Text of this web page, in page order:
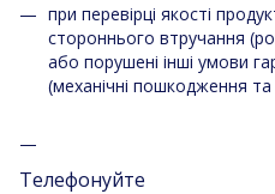
при перевірці якості
стороннього втручання
або порушені інші умови
(механічні пошкодження та
Телефонуйте